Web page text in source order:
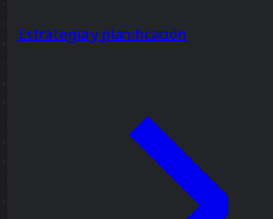
Estrategia y planificación